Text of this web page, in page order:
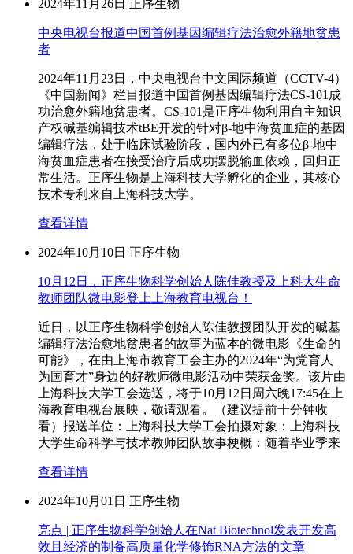
2024年11月26日 正序生物
中央电视台报道中国首例基因编辑疗法治愈外籍地贫患
者
2024年11月23日，中央电视台中文国际频道（CCTV-4）
《中国新闻》栏目报道中国首例基因编辑疗法CS-101成
功治愈外籍地贫患者。CS-101是正序生物利用自主知识
产权碱基编辑技术tBE开发的针对β-地中海贫血症的基因
编辑疗法，处于临床试验阶段，国内外已有多位β-地中
海贫血症患者在接受治疗后成功摆脱输血依赖，回归正
常生活。正序生物是上海科技大学孵化的企业，其核心
技术专利来自上海科技大学。
查看详情
2024年10月10日 正序生物
10月12日，正序生物科学创始人陈佳教授及上科大生命
教师团队微电影登上上海教育电视台！
近日，以正序生物科学创始人陈佳教授团队开发的碱基
编辑疗法治愈地贫患者的故事为蓝本的微电影《生命的
可能》，在由上海市教育工会主办的2024年“为党育人
为国育才”身边的好教师微电影活动中荣获金奖。该片由
上海科技大学工会选送，将于10月12日周六晚17:45在上
海教育电视台展映，敬请观看。（建议提前十分钟收
看）报送单位：上海科技大学工会拍摄对象：上海科技
大学生命科学与技术教师团队故事梗概：随着毕业季来
查看详情
2024年10月01日 正序生物
亮点 | 正序生物科学创始人在Nat Biotechnol发表开发高
效且经济的制备高质量化学修饰RNA方法的文章